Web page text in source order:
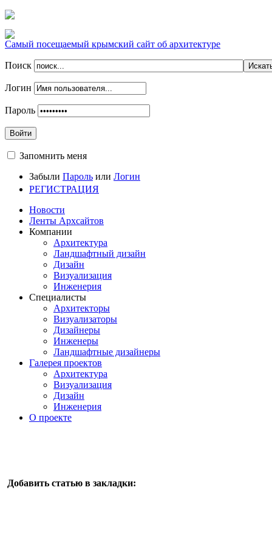
Самый посещаемый крымский сайт об архитектуре
Поиск
Логин
Пароль
Войти
Запомнить меня
Забыли Пароль или Логин
РЕГИСТРАЦИЯ
Новости
Ленты Архсайтов
Компании
Архитектура
Ландшафтный дизайн
Дизайн
Визуализация
Инженерия
Специалисты
Архитекторы
Визуализаторы
Дизайнеры
Инженеры
Ландшафтные дизайнеры
Галерея проектов
Архитектура
Визуализация
Дизайн
Инженерия
О проекте
Добавить статью в закладки: